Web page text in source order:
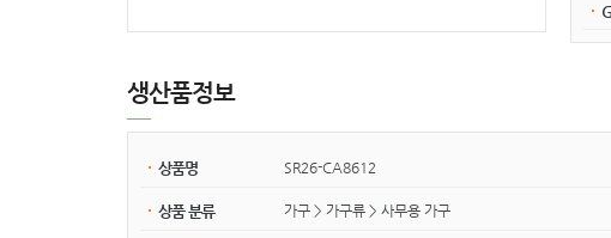
생산품정보
상품명 SR26-CA8612
상품 분류 가구 > 가구류 > 사무용 가구